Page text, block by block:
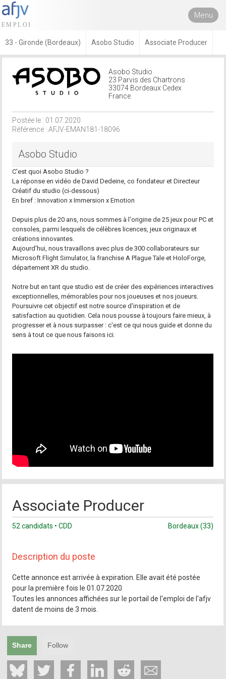
Menu
33 - Gironde (Bordeaux) Asobo Studio Associate Producer
Asobo Studio
23 Parvis des Chartrons
33074 Bordeaux Cedex
France
Postée le : 01.07.2020
Référence : AFJV-EMAN181-18096
Asobo Studio
C'est quoi Asobo Studio ?
La réponse en vidéo de David Dedeine, co fondateur et Directeur
Créatif du studio (ci-dessous)
En bref : Innovation x Immersion x Emotion
Depuis plus de 20 ans, nous sommes à l'origine de 25 jeux pour PC et
consoles, parmi lesquels de célèbres licences, jeux originaux et
créations innovantes.
Aujourd'hui, nous travaillons avec plus de 300 collaborateurs sur
Microsoft Flight Simulator, la franchise A Plague Tale et HoloForge,
département XR du studio.
Notre but en tant que studio est de créer des expériences interactives
exceptionnelles, mémorables pour nos joueuses et nos joueurs.
Poursuivre cet objectif est notre source d'inspiration et de
satisfaction au quotidien. Cela nous pousse à toujours faire mieux, à
progresser et à nous surpasser : c'est ce qui nous guide et donne du
sens à tout ce que nous faisons ici.
Associate Producer
52 candidats • CDD Bordeaux (33)
Description du poste
Cette annonce est arrivée à expiration. Elle avait été postée
pour la première fois le 01.07.2020
Toutes les annonces affichées sur le portail de l'emploi de l'afjv
datent de moins de 3 mois.
Share Follow